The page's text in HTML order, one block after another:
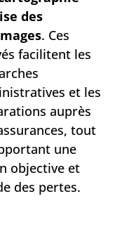
des
. Ces
facilitent les
et les
auprès
tout
une
objective et
des pertes.